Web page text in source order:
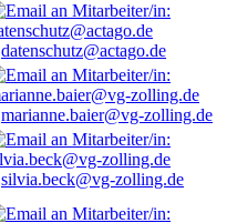
datenschutz@actago.de
marianne.baier@vg-zolling.de
silvia.beck@vg-zolling.de